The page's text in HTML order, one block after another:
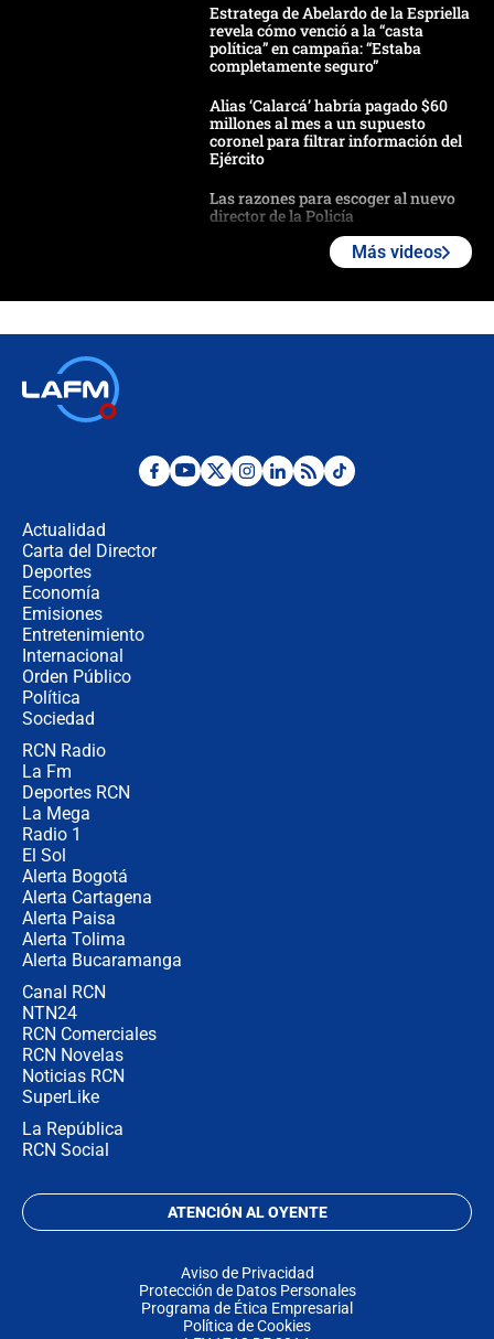
Estratega de Abelardo de la Espriella
revela cómo venció a la “casta
política” en campaña: “Estaba
completamente seguro”
Alias ‘Calarcá’ habría pagado $60
millones al mes a un supuesto
coronel para filtrar información del
Ejército
Las razones para escoger al nuevo
director de la Policía
"No hubo fraude ni posibilidad de
Más videos
Actualidad
Carta del Director
Deportes
Economía
Emisiones
Entretenimiento
Internacional
Orden Público
Política
Sociedad
RCN Radio
La Fm
Deportes RCN
La Mega
Radio 1
El Sol
Alerta Bogotá
Alerta Cartagena
Alerta Paisa
Alerta Tolima
Alerta Bucaramanga
Canal RCN
NTN24
RCN Comerciales
RCN Novelas
Noticias RCN
SuperLike
La República
RCN Social
ATENCIÓN AL OYENTE
Aviso de Privacidad
Protección de Datos Personales
Programa de Ética Empresarial
Política de Cookies